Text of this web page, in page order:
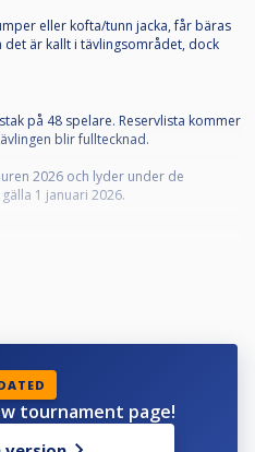
eller kofta/tunn jacka, får bäras
är kallt i tävlingsområdet, dock
på 48 spelare. Reservlista kommer
blir fulltecknad.
2026 och lyder under de
1 januari 2026.
är medlemmar i en till Svenska
Om din förening inte framgår i
som tydligt visar ansiktet framifrån,
tournament page!